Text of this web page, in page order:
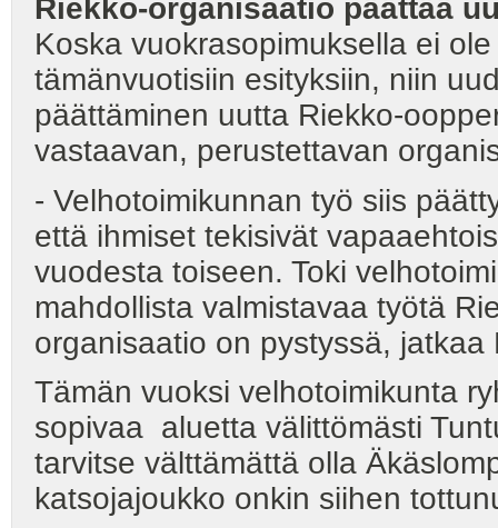
Riekko-organisaatio päättää
Koska vuokrasopimuksella ei
tämänvuotisiin esityksiin, niin
päättäminen uutta Riekko-
vastaavan, perustettavan
- Velhotoimikunnan työ siis
että ihmiset tekisivät
vuodesta toiseen. Toki
mahdollista valmistavaa työtä
organisaatio on pystyssä, jatkaa
Tämän vuoksi velhotoimikunta
sopivaa aluetta välittömästi
tarvitse välttämättä olla
katsojajoukko onkin siihen